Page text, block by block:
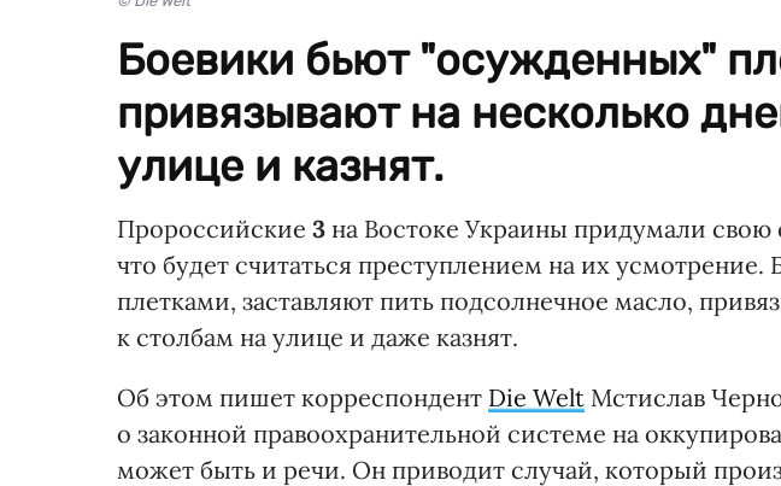
Боевики бьют "осужденных"
привязывают на несколько
улице и казнят.
Пророссийские 3 на Востоке Украины придумали свою
что будет считаться преступлением на их
плетками, заставляют пить подсолнечное масло,
к столбам на улице и даже казнят.
Об этом пишет корреспондент Die Welt Мстислав
о законной правоохранительной системе на
может быть и речи. Он приводит случай, который